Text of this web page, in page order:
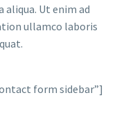
Ut enim ad
ullamco laboris
form sidebar”]